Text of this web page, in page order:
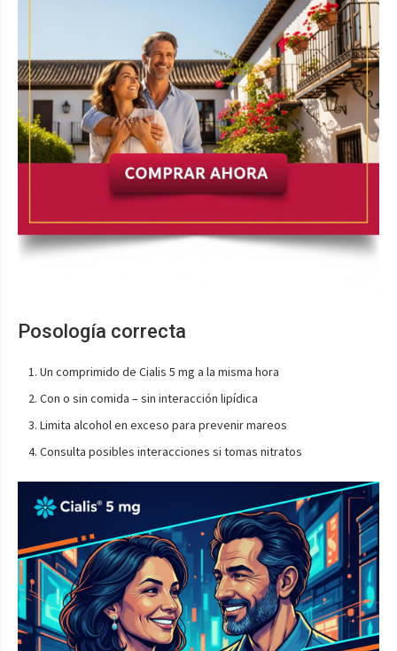
Posología correcta
Un comprimido de Cialis 5 mg a la misma hora
Con o sin comida – sin interacción lipídica
Limita alcohol en exceso para prevenir mareos
Consulta posibles interacciones si tomas nitratos